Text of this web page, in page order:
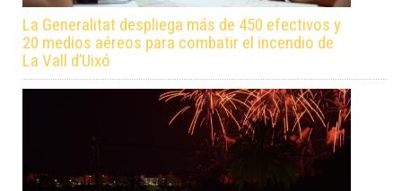
La Generalitat despliega más de 450 efectivos y
20 medios aéreos para combatir el incendio de
La Vall d’Uixó